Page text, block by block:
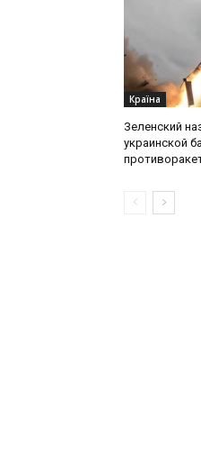
Країна
Зеленский
украинской